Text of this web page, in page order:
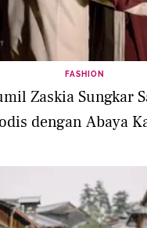
FASHION
Zaskia Sungkar
dengan Abaya